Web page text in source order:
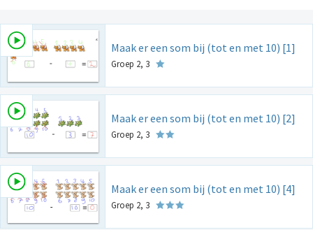
Maak er een som bij (tot en met 10) [1]
Groep 2, 3
Maak er een som bij (tot en met 10) [2]
Groep 2, 3
Maak er een som bij (tot en met 10) [4]
Groep 2, 3